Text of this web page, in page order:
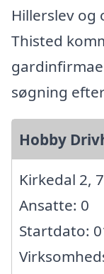
Hillerslev og
Thisted
søgning
Hobby
Kirkedal 2,
Ansatte: 0
Startdato: